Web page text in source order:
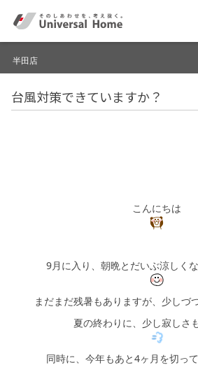
ユニバーサル ホームの特長
モデルハウス 検索・見学予約
キャンペーン・コラボ情報
半田店
ブログ
台風対策できていますか？
こんにちは
9月に入り、朝晩とだいぶ涼しく
まだまだ残暑もありますが、少しづ
夏の終わりに、少し寂しさ
同時に、今年もあと4ヶ月を切って